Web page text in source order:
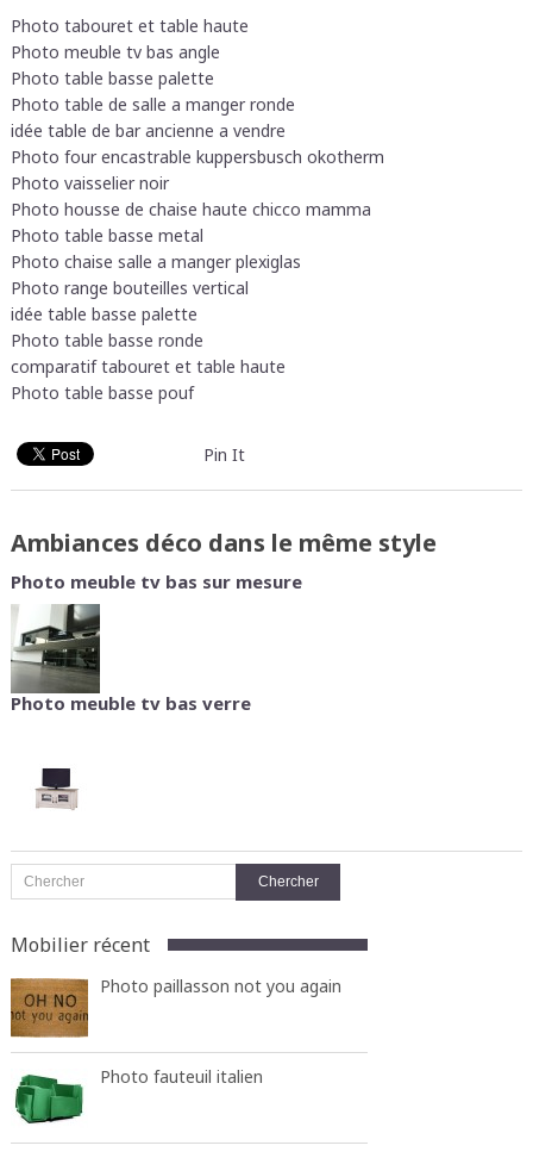
Photo tabouret et table haute
Photo meuble tv bas angle
Photo table basse palette
Photo table de salle a manger ronde
idée table de bar ancienne a vendre
Photo four encastrable kuppersbusch okotherm
Photo vaisselier noir
Photo housse de chaise haute chicco mamma
Photo table basse metal
Photo chaise salle a manger plexiglas
Photo range bouteilles vertical
idée table basse palette
Photo table basse ronde
comparatif tabouret et table haute
Photo table basse pouf
Pin It
Ambiances déco dans le même style
Photo meuble tv bas sur mesure
Photo meuble tv bas verre
Mobilier récent
Photo paillasson not you again
Photo fauteuil italien